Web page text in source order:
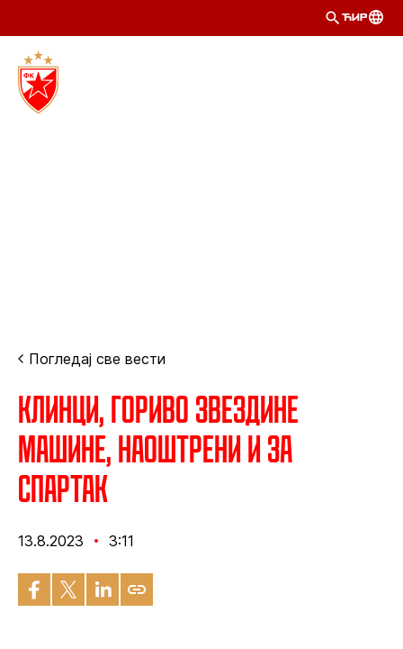
ЋИР
Погледај све вести
Клинци, гориво Звездине
машине, наоштрени и за
Спартак
13.8.2023 3:11